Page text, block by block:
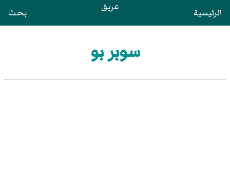
الرئيسية عريق بحث
سوبر بو